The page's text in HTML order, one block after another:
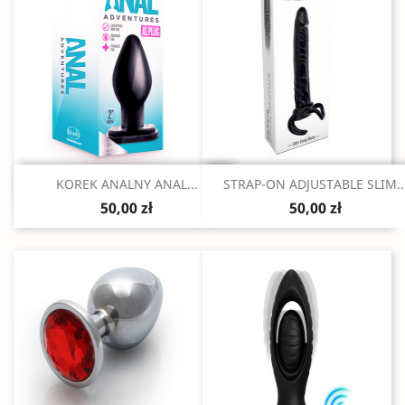
Szybki podgląd
KOREK ANALNY ANAL...
50,00 zł
Szybki podgląd
STRAP-ON ADJUSTABLE
50,00 zł